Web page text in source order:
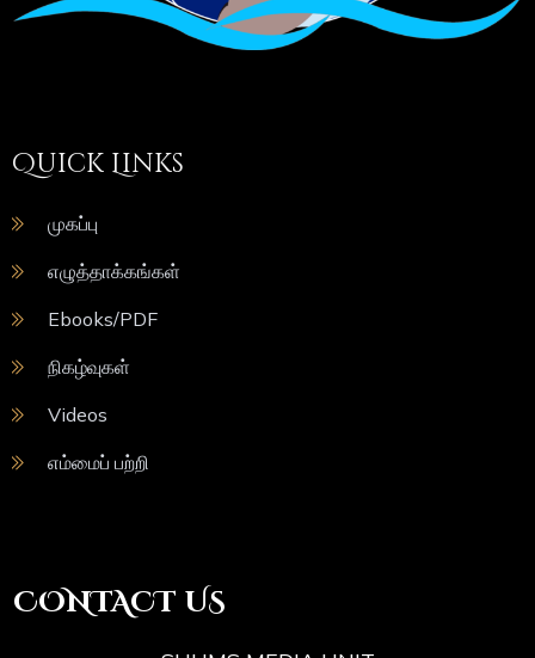
Quick Links
முகப்பு
எழுத்தாக்கங்கள்
Ebooks/PDF
நிகழ்வுகள்
Videos
எம்மைப் பற்றி
CONTACT US